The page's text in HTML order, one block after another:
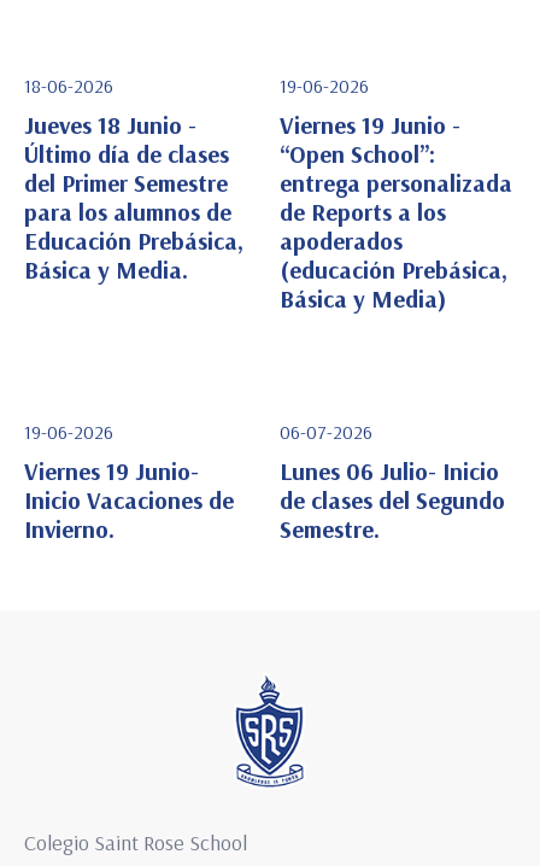
Ver Detalle
18-06-2026
Jueves 18 Junio -
Último día de clases
del Primer Semestre
para los alumnos de
Educación Prebásica,
Básica y Media.
Ver Detalle
19-06-2026
Viernes 19 Junio -
“Open School”:
entrega personalizada
de Reports a los
apoderados
(educación Prebásica,
Básica y Media)
Ver Detalle
19-06-2026
Viernes 19 Junio-
Inicio Vacaciones de
Invierno.
Ver Detalle
06-07-2026
Lunes 06 Julio- Inicio
de clases del Segundo
Semestre.
Colegio Saint Rose School